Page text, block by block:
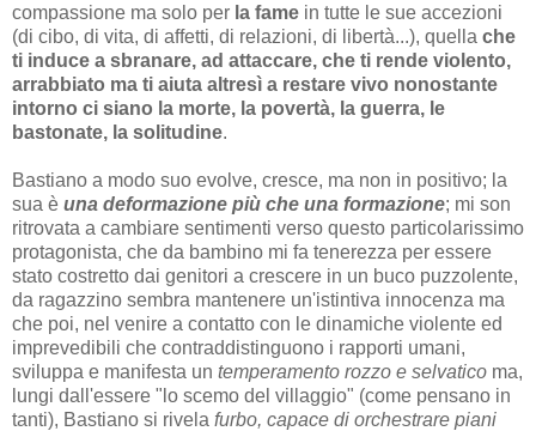
compassione ma solo per la fame in tutte le sue accezioni
(di cibo, di vita, di affetti, di relazioni, di libertà...), quella che
ti induce a sbranare, ad attaccare, che ti rende violento,
arrabbiato ma ti aiuta altresì a restare vivo nonostante
intorno ci siano la morte, la povertà, la guerra, le
bastonate, la solitudine.
Bastiano a modo suo evolve, cresce, ma non in positivo; la
sua è una deformazione più che una formazione; mi son
ritrovata a cambiare sentimenti verso questo particolarissimo
protagonista, che da bambino mi fa tenerezza per essere
stato costretto dai genitori a crescere in un buco puzzolente,
da ragazzino sembra mantenere un'istintiva innocenza ma
che poi, nel venire a contatto con le dinamiche violente ed
imprevedibili che contraddistinguono i rapporti umani,
sviluppa e manifesta un temperamento rozzo e selvatico ma,
lungi dall'essere "lo scemo del villaggio" (come pensano in
tanti), Bastiano si rivela furbo, capace di orchestrare piani